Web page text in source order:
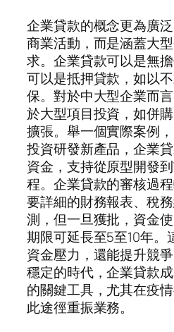
企業貸款的概念更為廣
商業活動，而是涵蓋大
求。企業貸款可以是無
可以是抵押貸款，如以
保。對於中大型企業而
於大型項目投資，如併
擴張。舉一個實際案例
投資研發新產品，企業
資金，支持從原型開發
程。企業貸款的審核過
要詳細的財務報表、稅
測，但一旦獲批，資金
期限可延長至5至10年。
資金壓力，還能提升競
穩定的時代，企業貸款
的關鍵工具，尤其在疫
此途徑重振業務。